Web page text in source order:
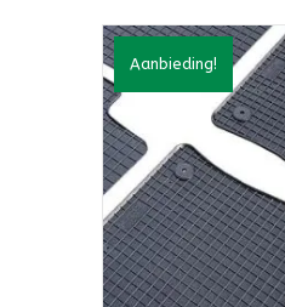
Aanbieding!